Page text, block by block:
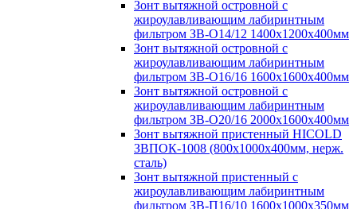
Зонт вытяжной островной с
жироулавливающим лабиринтным
фильтром ЗВ-О14/12 1400х1200х400мм
Зонт вытяжной островной с
жироулавливающим лабиринтным
фильтром ЗВ-О16/16 1600х1600х400мм
Зонт вытяжной островной с
жироулавливающим лабиринтным
фильтром ЗВ-О20/16 2000х1600х400мм
Зонт вытяжной пристенный HICOLD
ЗВПОК-1008 (800х1000х400мм, нерж.
сталь)
Зонт вытяжной пристенный с
жироулавливающим лабиринтным
фильтром ЗВ-П16/10 1600х1000х350мм